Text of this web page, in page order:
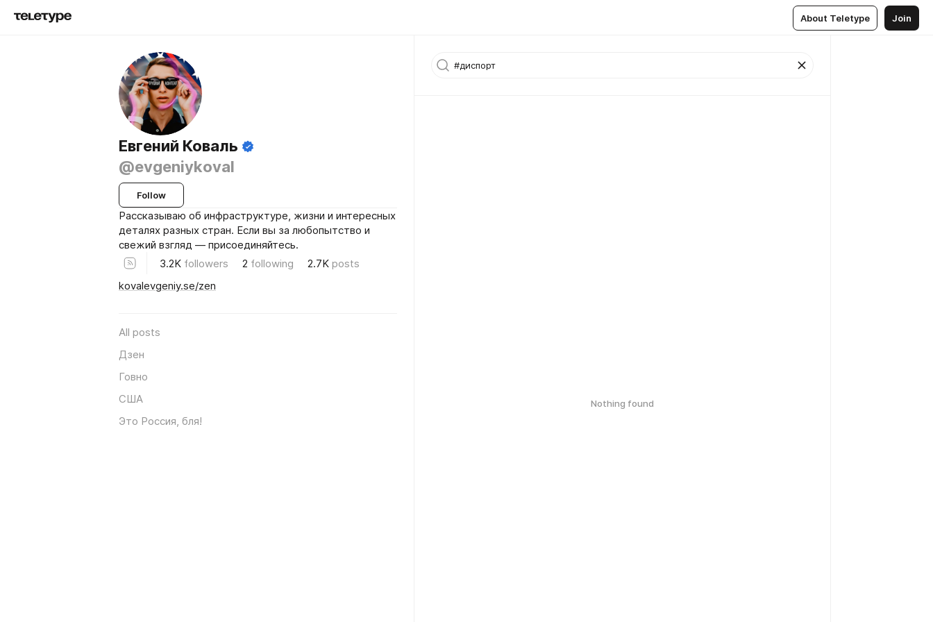
About Teletype Join
Евгений Коваль
@evgeniykoval
Follow
Рассказываю об инфраструктуре, жизни и интересных
деталях разных стран. Если вы за любопытство и
свежий взгляд — присоединяйтесь.
3.2K followers 2 following 2.7K posts
kovalevgeniy.se/zen
All posts
Дзен
Говно
США
Это Россия, бля!
Nothing found